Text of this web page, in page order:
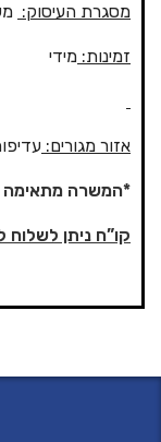
מסגרת העיסוק:
זמינות: מידי
אזור מגורים:
*המשרה מתאימה
קו”ח ניתן לשלוח